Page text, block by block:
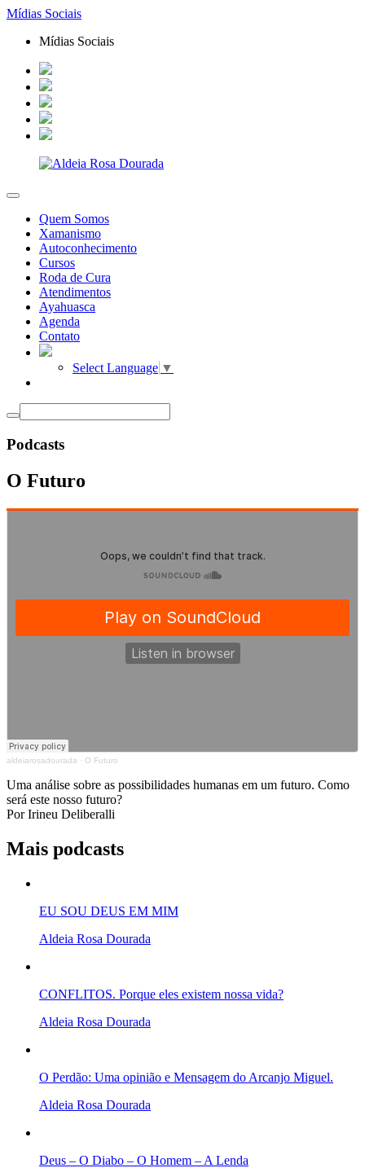
Mídias Sociais
Mídias Sociais
Quem Somos
Xamanismo
Autoconhecimento
Cursos
Roda de Cura
Atendimentos
Ayahuasca
Agenda
Contato
Select Language ▼
Podcasts
O Futuro
aldeiarosadourada · O Futuro
Uma análise sobre as possibilidades humanas em um futuro. Como
será este nosso futuro?
Por Irineu Deliberalli
Mais podcasts
EU SOU DEUS EM MIM
Aldeia Rosa Dourada
CONFLITOS. Porque eles existem nossa vida?
Aldeia Rosa Dourada
O Perdão: Uma opinião e Mensagem do Arcanjo Miguel.
Aldeia Rosa Dourada
Deus – O Diabo – O Homem – A Lenda